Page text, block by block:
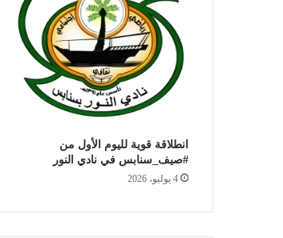
انطلاقة قوية لليوم الأول من
#صيف_سنابس في نادي النور
4 يوليو، 2026